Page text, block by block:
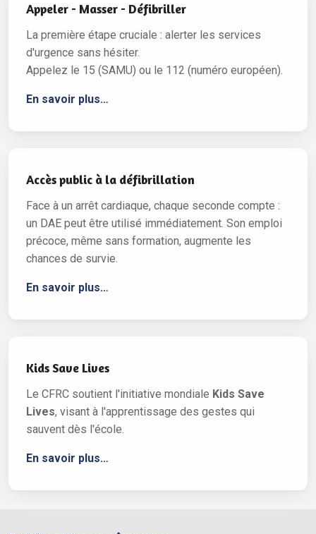
Appeler - Masser - Défibriller
La première étape cruciale : alerter les services
d'urgence sans hésiter.
Appelez le 15 (SAMU) ou le 112 (numéro européen).
En savoir plus…
Accès public à la défibrillation
Face à un arrêt cardiaque, chaque seconde compte :
un DAE peut être utilisé immédiatement. Son emploi
précoce, même sans formation, augmente les
chances de survie.
En savoir plus…
Kids Save Lives
Le CFRC soutient l'initiative mondiale Kids Save
Lives, visant à l'apprentissage des gestes qui
sauvent dès l'école.
En savoir plus…